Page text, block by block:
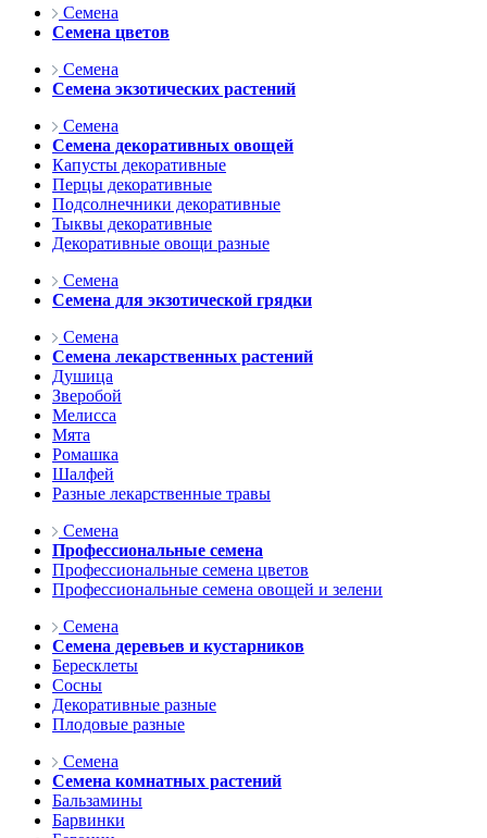
Семена
Семена цветов
Семена
Семена экзотических растений
Семена
Семена декоративных овощей
Капусты декоративные
Перцы декоративные
Подсолнечники декоративные
Тыквы декоративные
Декоративные овощи разные
Семена
Семена для экзотической грядки
Семена
Семена лекарственных растений
Душица
Зверобой
Мелисса
Мята
Ромашка
Шалфей
Разные лекарственные травы
Семена
Профессиональные семена
Профессиональные семена цветов
Профессиональные семена овощей и зелени
Семена
Семена деревьев и кустарников
Бересклеты
Сосны
Декоративные разные
Плодовые разные
Семена
Семена комнатных растений
Бальзамины
Барвинки